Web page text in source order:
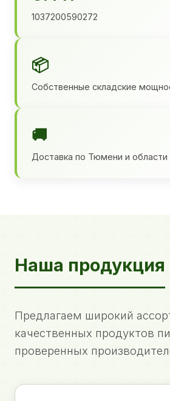
1037200590272
📦
Собственные складские
🚚
Доставка по Тюмени и области
Наша продукция
Предлагаем широкий
качественных продуктов
проверенных